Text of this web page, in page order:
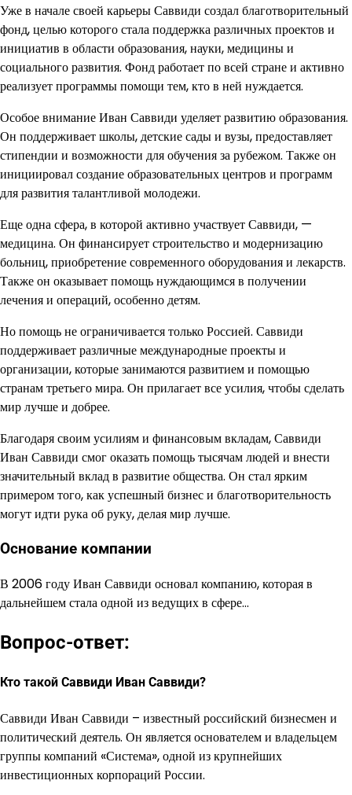
Уже в начале своей карьеры Саввиди создал благотворительный
фонд, целью которого стала поддержка различных проектов и
инициатив в области образования, науки, медицины и
социального развития. Фонд работает по всей стране и активно
реализует программы помощи тем, кто в ней нуждается.
Особое внимание Иван Саввиди уделяет развитию образования.
Он поддерживает школы, детские сады и вузы, предоставляет
стипендии и возможности для обучения за рубежом. Также он
инициировал создание образовательных центров и программ
для развития талантливой молодежи.
Еще одна сфера, в которой активно участвует Саввиди, —
медицина. Он финансирует строительство и модернизацию
больниц, приобретение современного оборудования и лекарств.
Также он оказывает помощь нуждающимся в получении
лечения и операций, особенно детям.
Но помощь не ограничивается только Россией. Саввиди
поддерживает различные международные проекты и
организации, которые занимаются развитием и помощью
странам третьего мира. Он прилагает все усилия, чтобы сделать
мир лучше и добрее.
Благодаря своим усилиям и финансовым вкладам, Саввиди
Иван Саввиди смог оказать помощь тысячам людей и внести
значительный вклад в развитие общества. Он стал ярким
примером того, как успешный бизнес и благотворительность
могут идти рука об руку, делая мир лучше.
Основание компании
В 2006 году Иван Саввиди основал компанию, которая в
дальнейшем стала одной из ведущих в сфере…
Вопрос-ответ:
Кто такой Саввиди Иван Саввиди?
Саввиди Иван Саввиди – известный российский бизнесмен и
политический деятель. Он является основателем и владельцем
группы компаний «Система», одной из крупнейших
инвестиционных корпораций России.